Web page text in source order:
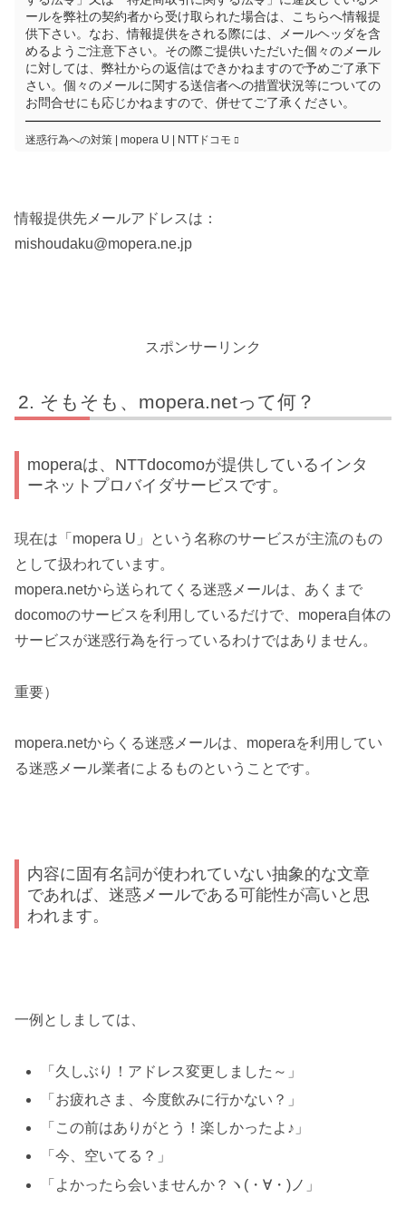
ールを弊社の契約者から受け取られた場合は、こちらへ情報提
供下さい。なお、情報提供をされる際には、メールヘッダを含
めるようご注意下さい。その際ご提供いただいた個々のメール
に対しては、弊社からの返信はできかねますので予めご了承下
さい。個々のメールに関する送信者への措置状況等についての
お問合せにも応じかねますので、併せてご了承ください。
迷惑行為への対策 | mopera U | NTTドコモ
情報提供先メールアドレスは：
mishoudaku@mopera.ne.jp
スポンサーリンク
そもそも、mopera.netって何？
moperaは、NTTdocomoが提供しているインタ
ーネットプロバイダサービスです。
現在は「mopera U」という名称のサービスが主流のもの
として扱われています。
mopera.netから送られてくる迷惑メールは、あくまで
docomoのサービスを利用しているだけで、mopera自体の
サービスが迷惑行為を行っているわけではありません。
重要）
mopera.netからくる迷惑メールは、moperaを利用してい
る迷惑メール業者によるものということです。
内容に固有名詞が使われていない抽象的な文章
であれば、迷惑メールである可能性が高いと思
われます。
一例としましては、
「久しぶり！アドレス変更しました～」
「お疲れさま、今度飲みに行かない？」
「この前はありがとう！楽しかったよ♪」
「今、空いてる？」
「よかったら会いませんか？ヽ(・∀・)ノ」